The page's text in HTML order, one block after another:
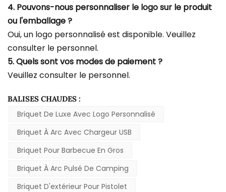
4. Pouvons-nous personnaliser le logo sur le produit
ou l'emballage ?
Oui, un logo personnalisé est disponible. Veuillez
consulter le personnel.
5. Quels sont vos modes de paiement ?
Veuillez consulter le personnel.
BALISES CHAUDES :
Briquet De Luxe Avec Logo Personnalisé
Briquet À Arc Avec Chargeur USB
Briquet Pour Barbecue En Gros
Briquet À Arc Pulsé De Camping
Briquet D'extérieur Pour Pistolet